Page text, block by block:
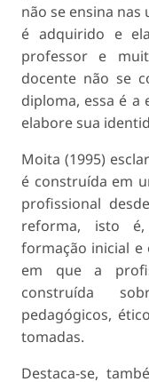
não se ensina nas
é adquirido e
professor e
docente não se
diploma, essa é
elabore sua
Moita (1995)
é construída em
profissional
reforma, isto
formação inicial e
em que a
construída
pedagógicos,
tomadas.
Destaca-se,